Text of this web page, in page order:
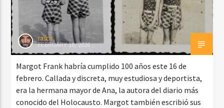
rasco
FEBRUARY 16, 2026
Margot Frank habría cumplido 100 años este 16 de
febrero. Callada y discreta, muy estudiosa y deportista,
era la hermana mayor de Ana, la autora del diario más
conocido del Holocausto. Margot también escribió sus